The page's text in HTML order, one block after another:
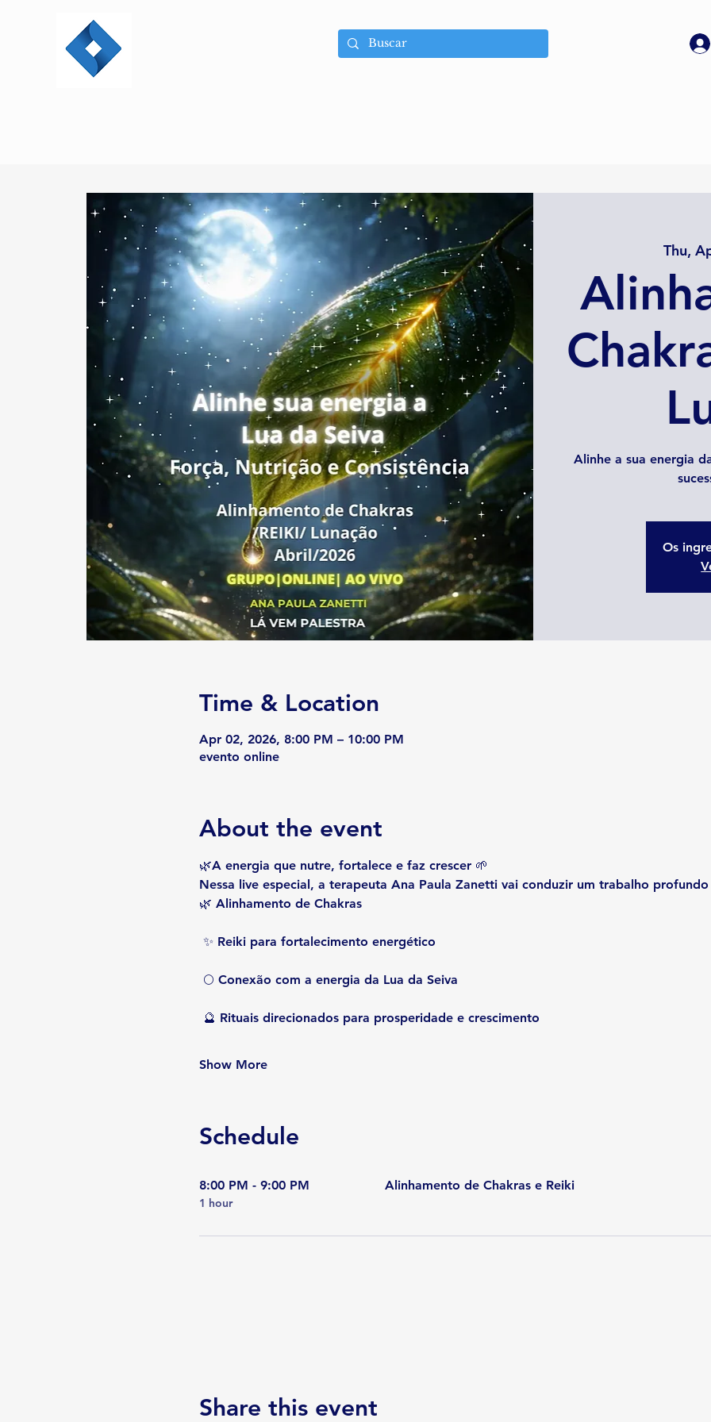
Thu,
Alinhe a sua energia
Os
Time & Location
Apr 02, 2026, 8:00 PM – 10:00 PM
evento online
About the event
🌿A energia que nutre, fortalece e faz crescer 🌱
Nessa live especial, a terapeuta Ana Paula Zanetti vai conduzir um trabalho profundo
🌿 Alinhamento de Chakras
✨ Reiki para fortalecimento energético
🌕 Conexão com a energia da Lua da Seiva
🔮 Rituais direcionados para prosperidade e crescimento
Show More
Schedule
8:00 PM - 9:00 PM
1 hour
Alinhamento de Chakras e Reiki
Share this event